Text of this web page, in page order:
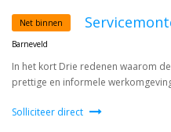
Net binnen
Barneveld
In het kort Drie redenen waarom
prettige en informele
Solliciteer direct